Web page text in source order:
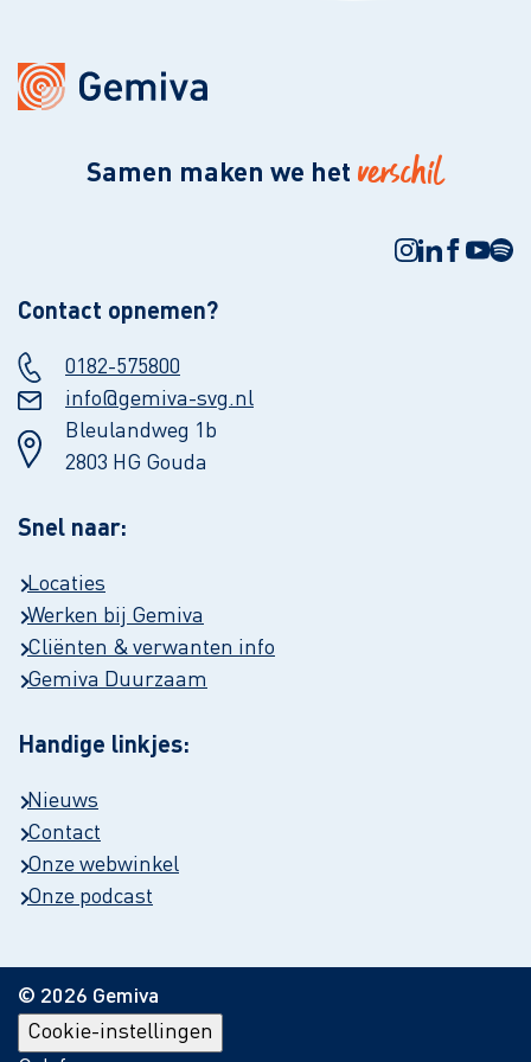
Samen maken we het verschil
Contact opnemen?
0182-575800
info@gemiva-svg.nl
Bleulandweg 1b
2803 HG Gouda
Snel naar:
Locaties
Werken bij Gemiva
Cliënten & verwanten info
Gemiva Duurzaam
Handige linkjes:
Nieuws
Contact
Onze webwinkel
Onze podcast
© 2026 Gemiva
Cookie-instellingen